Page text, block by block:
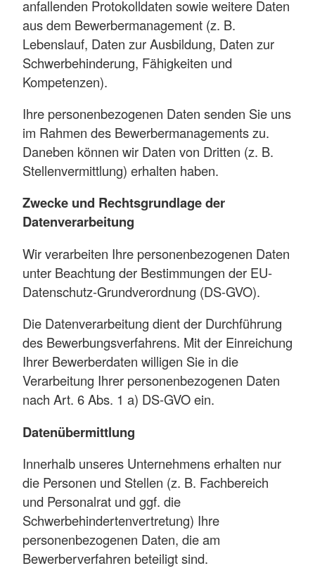
anfallenden Protokolldaten sowie weitere Daten
aus dem Bewerbermanagement (z. B.
Lebenslauf, Daten zur Ausbildung, Daten zur
Schwerbehinderung, Fähigkeiten und
Kompetenzen).
Ihre personenbezogenen Daten senden Sie uns
im Rahmen des Bewerbermanagements zu.
Daneben können wir Daten von Dritten (z. B.
Stellenvermittlung) erhalten haben.
Zwecke und Rechtsgrundlage der
Datenverarbeitung
Wir verarbeiten Ihre personenbezogenen Daten
unter Beachtung der Bestimmungen der EU-
Datenschutz-Grundverordnung (DS-GVO).
Die Datenverarbeitung dient der Durchführung
des Bewerbungsverfahrens. Mit der Einreichung
Ihrer Bewerberdaten willigen Sie in die
Verarbeitung Ihrer personenbezogenen Daten
nach Art. 6 Abs. 1 a) DS-GVO ein.
Datenübermittlung
Innerhalb unseres Unternehmens erhalten nur
die Personen und Stellen (z. B. Fachbereich
und Personalrat und ggf. die
Schwerbehindertenvertretung) Ihre
personenbezogenen Daten, die am
Bewerberverfahren beteiligt sind.